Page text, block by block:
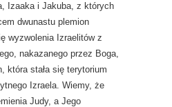
Izaaka i Jakuba, z których
dwunastu plemion
wyzwolenia Izraelitów z
nakazanego przez Boga,
która stała się terytorium
Izraela. Wiemy, że
Judy, a Jego